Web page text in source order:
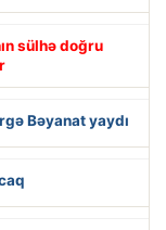
sülhə doğru
Bəyanat yaydı